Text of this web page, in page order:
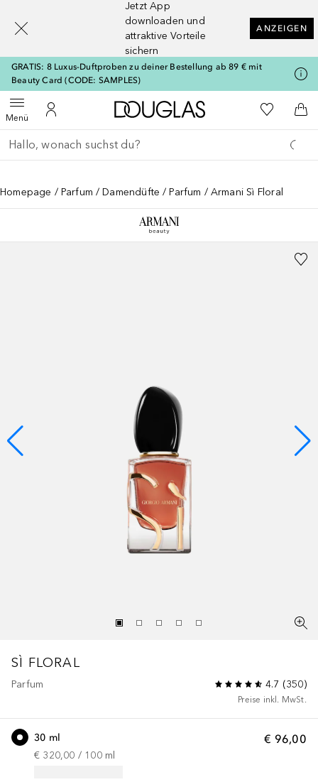
Jetzt App
downloaden und
attraktive Vorteile
sichern
ANZEIGEN
GRATIS: 8 Luxus-Duftproben zu deiner Bestellung ab 89 € mit
Beauty Card (CODE: SAMPLES)
MenüMenü öffnenZu Meinem Kundenkonto
Zur Douglas Startseite
Zu Meiner
Gehe zurück
Suche ausführen
Homepage Parfum Damendüfte Parfum Armani Sì Floral
SÌ FLORAL
Parfum 4.7 (350)
Preise inkl. MwSt.
€ 96,00
30 ml
€ 320,00 / 100 ml
[navigation.slideout.screenreader]